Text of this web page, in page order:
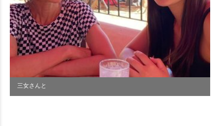
三女さんと